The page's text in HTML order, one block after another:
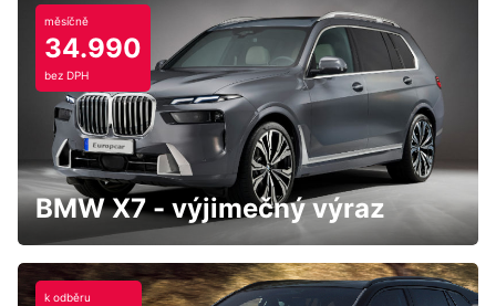
měsíčně
34.990
bez DPH
BMW X7 - výjimečný výraz
k odběru